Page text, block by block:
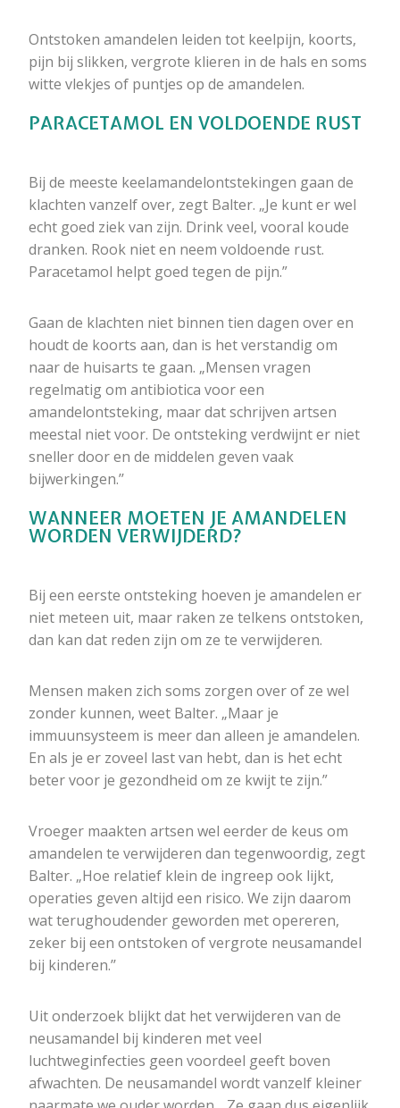
Ontstoken amandelen leiden tot keelpijn, koorts,
pijn bij slikken, vergrote klieren in de hals en soms
witte vlekjes of puntjes op de amandelen.
PARACETAMOL EN VOLDOENDE RUST
Bij de meeste keelamandelontstekingen gaan de
klachten vanzelf over, zegt Balter. „Je kunt er wel
echt goed ziek van zijn. Drink veel, vooral koude
dranken. Rook niet en neem voldoende rust.
Paracetamol helpt goed tegen de pijn.”
Gaan de klachten niet binnen tien dagen over en
houdt de koorts aan, dan is het verstandig om
naar de huisarts te gaan. „Mensen vragen
regelmatig om antibiotica voor een
amandelontsteking, maar dat schrijven artsen
meestal niet voor. De ontsteking verdwijnt er niet
sneller door en de middelen geven vaak
bijwerkingen.’’
WANNEER MOETEN JE AMANDELEN
WORDEN VERWIJDERD?
Bij een eerste ontsteking hoeven je amandelen er
niet meteen uit, maar raken ze telkens ontstoken,
dan kan dat reden zijn om ze te verwijderen.
Mensen maken zich soms zorgen over of ze wel
zonder kunnen, weet Balter. „Maar je
immuunsysteem is meer dan alleen je amandelen.
En als je er zoveel last van hebt, dan is het echt
beter voor je gezondheid om ze kwijt te zijn.”
Vroeger maakten artsen wel eerder de keus om
amandelen te verwijderen dan tegenwoordig, zegt
Balter. „Hoe relatief klein de ingreep ook lijkt,
operaties geven altijd een risico. We zijn daarom
wat terughoudender geworden met opereren,
zeker bij een ontstoken of vergrote neusamandel
bij kinderen.’’
Uit onderzoek blijkt dat het verwijderen van de
neusamandel bij kinderen met veel
luchtweginfecties geen voordeel geeft boven
afwachten. De neusamandel wordt vanzelf kleiner